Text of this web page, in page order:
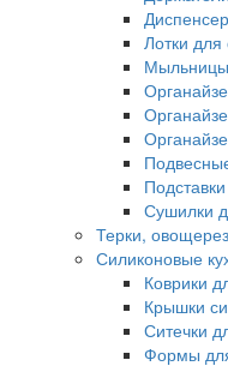
Лотки
Мыльницы
Сушилки
Терки,
Силиконовые
Коврики
Крышки
Ситечки
Формы